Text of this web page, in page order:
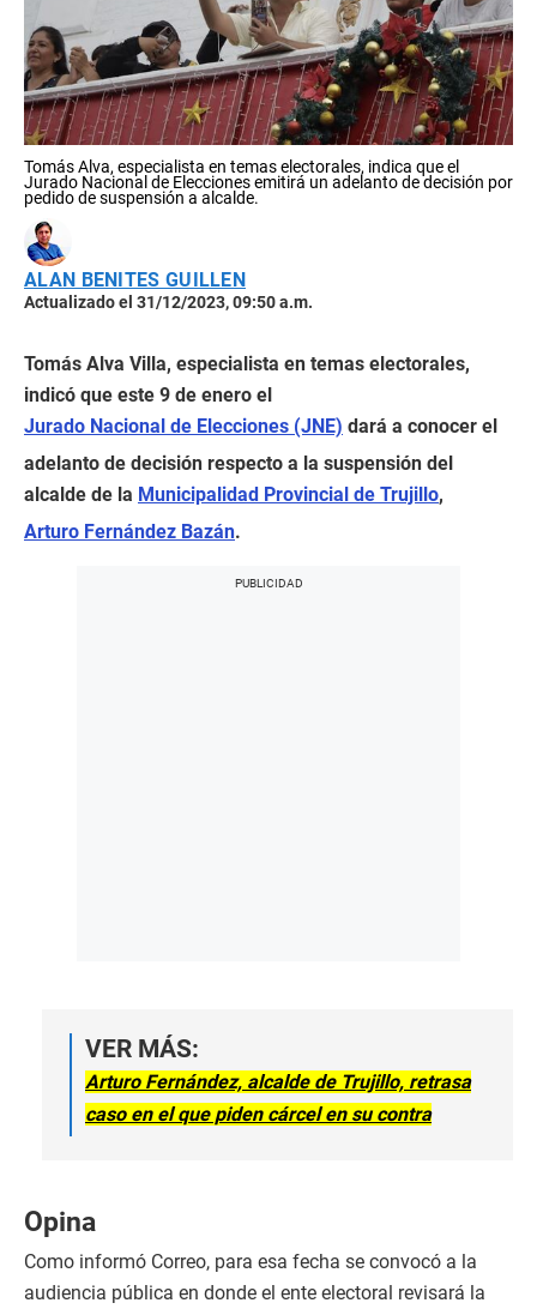
Tomás Alva, especialista en temas electorales, indica que el
Jurado Nacional de Elecciones emitirá un adelanto de decisión por
pedido de suspensión a alcalde.
ALAN BENITES GUILLEN
Actualizado el 31/12/2023, 09:50 a.m.
Tomás Alva Villa, especialista en temas electorales,
indicó que este 9 de enero el
Jurado Nacional de Elecciones (JNE) dará a conocer el
adelanto de decisión respecto a la suspensión del
alcalde de la Municipalidad Provincial de Trujillo,
Arturo Fernández Bazán.
VER MÁS:
Arturo Fernández, alcalde de Trujillo, retrasa
caso en el que piden cárcel en su contra
Opina
Como informó Correo, para esa fecha se convocó a la
audiencia pública en donde el ente electoral revisará la